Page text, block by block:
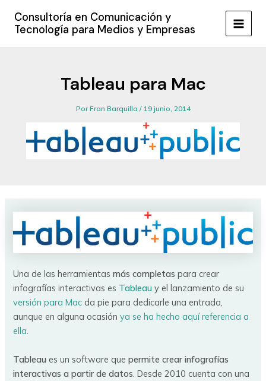
contenido
Consultoría en Comunicación y
Tecnología para Medios y Empresas
MAIN
Tableau para Mac
PorFran Barquilla / 19 junio, 2014
Una de las herramientasmás completas para crear
infografías interactivas es Tableauy el lanzamiento de su
versión para Mac da pie para dedicarle una entrada,
aunque en alguna ocasiónya se ha hecho aquí referencia a
ella.
Tableau es un software quepermite crear infografías
interactivas a partir de datos . Desde 2010 cuenta con una